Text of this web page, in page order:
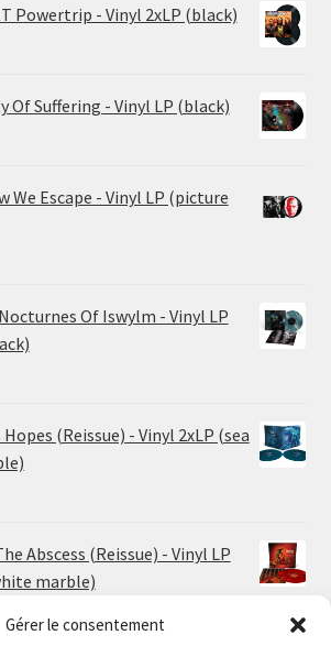
Gérer le consentement
Powertrip - Vinyl 2xLP (black)
Of Suffering - Vinyl LP (black)
We Escape - Vinyl LP (picture
Of Iswylm - Vinyl LP
€
(Reissue) - Vinyl 2xLP (sea
Abscess (Reissue) - Vinyl LP
marble)